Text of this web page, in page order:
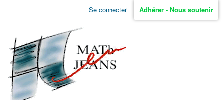
Aller
non
identifié
Se connecter Adhérer - Nous soutenir